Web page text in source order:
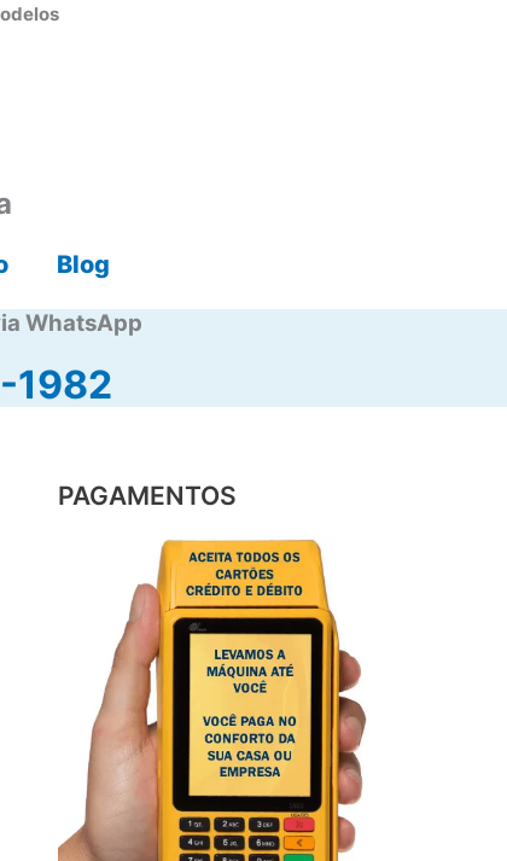
Blog
WhatsApp
1982
PAGAMENTOS